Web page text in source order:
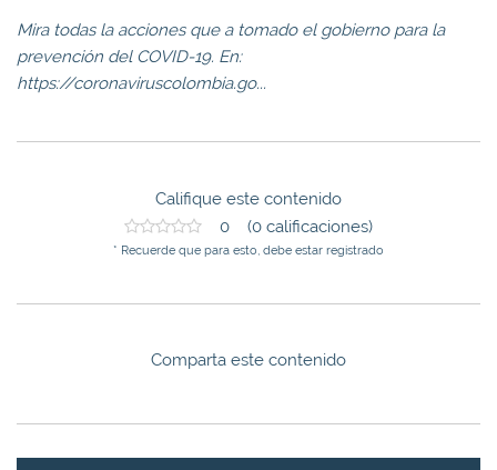
Mira todas la acciones que a tomado el gobierno para la
prevención del COVID-19. En:
https://coronaviruscolombia.go...
Califique este contenido
0 (0 calificaciones)
* Recuerde que para esto, debe estar registrado
Comparta este contenido